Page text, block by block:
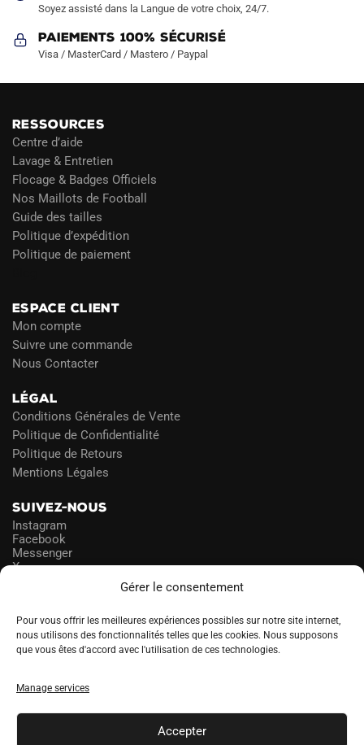
Gérer le consentement
Pour vous offrir les meilleures expériences possibles sur notre site internet,
nous utilisons des fonctionnalités telles que les cookies. Nous supposons
que vous êtes d'accord avec l'utilisation de ces technologies.
Manage services
Accepter
Soyez assisté dans la Langue de votre choix, 24/7.
Paiements 100% Sécurisé
Visa / MasterCard / Mastero / Paypal
RESSOURCES
Centre d’aide
Lavage & Entretien
Flocage & Badges Officiels
Nos Maillots de Football
Guide des tailles
Politique d’expédition
Politique de paiement
ESPACE CLIENT
Mon compte
Suivre une commande
Nous Contacter
LÉGAL
Conditions Générales de Vente
Politique de Confidentialité
Politique de Retours
Mentions Légales
SUIVEZ-NOUS
Instagram
Facebook
Messenger
X
LANGUE